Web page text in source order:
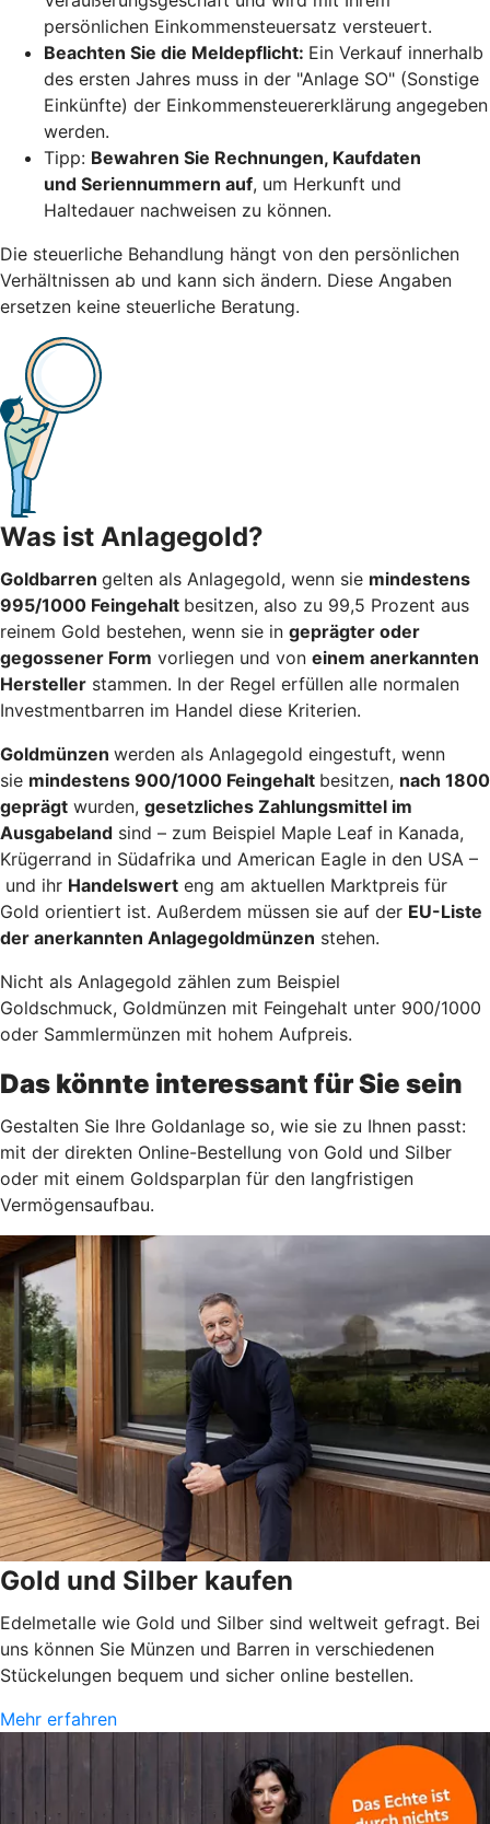
persönlichen Einkommensteuersatz versteuert.
Beachten Sie die Meldepflicht: Ein Verkauf innerhalb
des ersten Jahres muss in der "Anlage SO" (Sonstige
Einkünfte) der Einkommensteuererklärung angegeben
werden.
Tipp: Bewahren Sie Rechnungen, Kaufdaten
und Seriennummern auf, um Herkunft und
Haltedauer nachweisen zu können.
Die steuerliche Behandlung hängt von den persönlichen
Verhältnissen ab und kann sich ändern. Diese Angaben
ersetzen keine steuerliche Beratung.
Was ist Anlagegold?
Goldbarren gelten als Anlagegold, wenn sie mindestens
995/1000 Feingehalt besitzen, also zu 99,5 Prozent aus
reinem Gold bestehen, wenn sie in geprägter oder
gegossener Form vorliegen und von einem anerkannten
Hersteller stammen. In der Regel erfüllen alle normalen
Investmentbarren im Handel diese Kriterien.
Goldmünzen werden als Anlagegold eingestuft, wenn
sie mindestens 900/1000 Feingehalt besitzen, nach 1800
geprägt wurden, gesetzliches Zahlungsmittel im
Ausgabeland sind – zum Beispiel Maple Leaf in Kanada,
Krügerrand in Südafrika und American Eagle in den USA –
und ihr Handelswert eng am aktuellen Marktpreis für
Gold orientiert ist. Außerdem müssen sie auf der EU-Liste
der anerkannten Anlagegoldmünzen stehen.
Nicht als Anlagegold zählen zum Beispiel
Goldschmuck, Goldmünzen mit Feingehalt unter 900/1000
oder Sammlermünzen mit hohem Aufpreis.
Das könnte interessant für Sie sein
Gestalten Sie Ihre Goldanlage so, wie sie zu Ihnen passt:
mit der direkten Online-Bestellung von Gold und Silber
oder mit einem Goldsparplan für den langfristigen
Vermögensaufbau.
Gold und Silber kaufen
Edelmetalle wie Gold und Silber sind weltweit gefragt. Bei
uns können Sie Münzen und Barren in verschiedenen
Stückelungen bequem und sicher online bestellen.
Mehr erfahren